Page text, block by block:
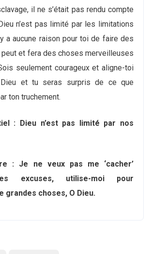
il ne s’était pas rendu compte
n’est pas limité par les limitations
a aucune raison pour toi de faire des
et fera des choses merveilleuses
seulement courageux et aligne-toi
et tu seras surpris de ce que
ton truchement.
: Dieu n’est pas limité par nos
: Je ne veux pas me ‘cacher’
excuses, utilise-moi pour
grandes choses, O Dieu.